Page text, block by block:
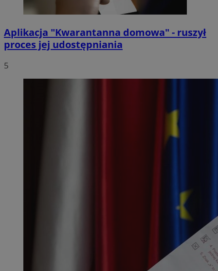
Aplikacja "Kwarantanna domowa" - ruszył
proces jej udostępniania
5